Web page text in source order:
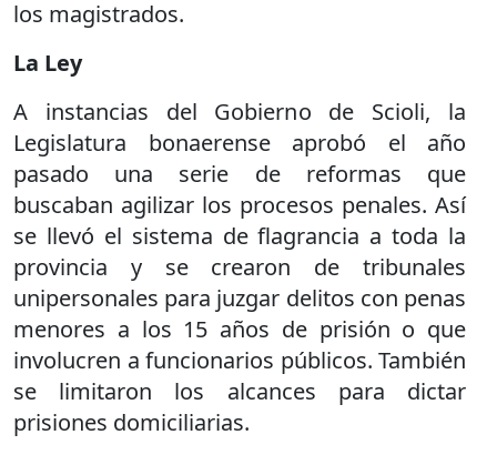
los magistrados.
La Ley
A instancias del Gobierno de Scioli, la
Legislatura bonaerense aprobó el año
pasado una serie de reformas que
buscaban agilizar los procesos penales. Así
se llevó el sistema de flagrancia a toda la
provincia y se crearon de tribunales
unipersonales para juzgar delitos con penas
menores a los 15 años de prisión o que
involucren a funcionarios públicos. También
se limitaron los alcances para dictar
prisiones domiciliarias.